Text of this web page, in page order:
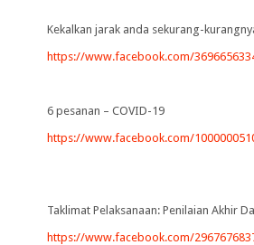
Kekalkan jarak anda sekurang-
https://www.facebook.com/
6 pesanan – COVID-19
https://www.facebook.com/
Taklimat Pelaksanaan: Penilaian Akhir
https://www.facebook.com/